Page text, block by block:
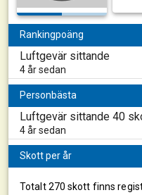
Rankingpoäng
Luftgevär sittande
4 år sedan
Personbästa
Luftgevär sittande 40
4 år sedan
Skott per år
Totalt 270 skott finns